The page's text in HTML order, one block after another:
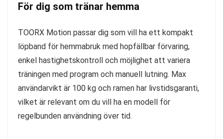
För dig som tränar hemma
TOORX Motion passar dig som vill ha ett kompakt
löpband för hemmabruk med hopfällbar förvaring,
enkel hastighetskontroll och möjlighet att variera
träningen med program och manuell lutning. Max
användarvikt är 100 kg och ramen har livstidsgaranti,
vilket är relevant om du vill ha en modell för
regelbunden användning över tid.